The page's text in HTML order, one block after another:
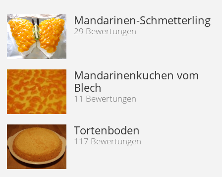
Mandarinen-Schmetterling
29 Bewertungen
Mandarinenkuchen vom
Blech
11 Bewertungen
Tortenboden
117 Bewertungen